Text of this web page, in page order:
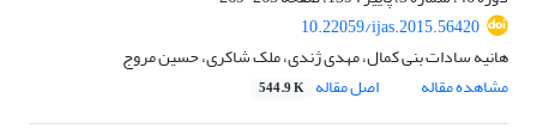
10.22059/ijas.2015.56420
هانیه سادات بنی کمال، مهدی ژندی، ملک شاکری، حسین مروج
مشاهده مقاله
اصل مقاله 544.9 K